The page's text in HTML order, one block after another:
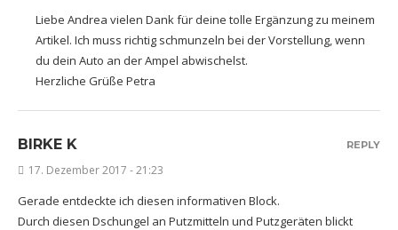
Liebe Andrea vielen Dank für deine tolle Ergänzung zu meinem
Artikel. Ich muss richtig schmunzeln bei der Vorstellung, wenn
du dein Auto an der Ampel abwischelst.
Herzliche Grüße Petra
BIRKE K
17. Dezember 2017 - 21:23
Gerade entdeckte ich diesen informativen Block.
Durch diesen Dschungel an Putzmitteln und Putzgeräten blickt
REPLY